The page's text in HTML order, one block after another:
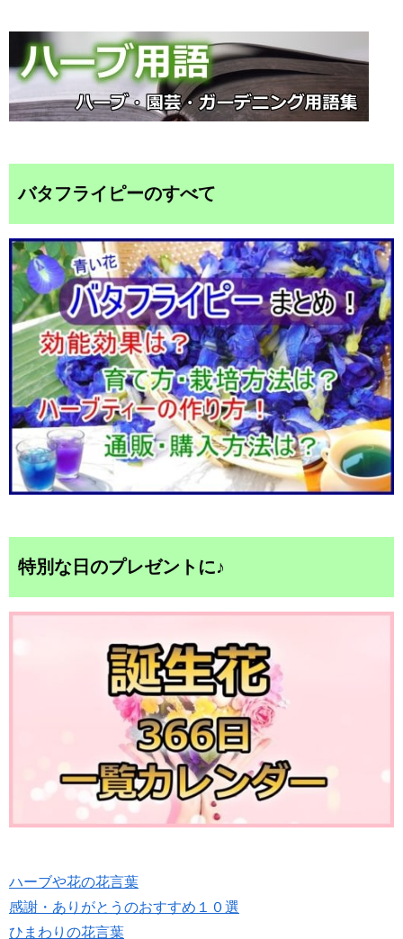
バタフライピーのすべて
特別な日のプレゼントに♪
ハーブや花の花言葉
感謝・ありがとうのおすすめ１０選
ひまわりの花言葉